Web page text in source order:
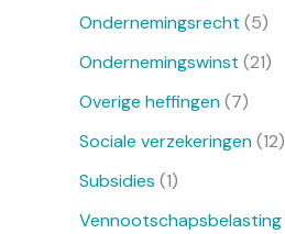
Ondernemingsrecht (5)
Ondernemingswinst (21)
Overige heffingen(7)
Sociale verzekeringen(12)
Subsidies (1)
Vennootschapsbelasting